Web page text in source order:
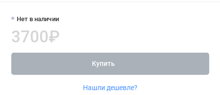
Нет в наличии
3700₽
Купить
Нашли дешевле?